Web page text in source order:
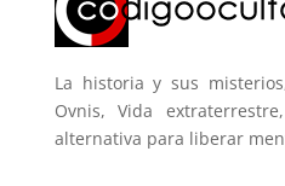
La historia y sus
Ovnis, Vida
alternativa para liberar